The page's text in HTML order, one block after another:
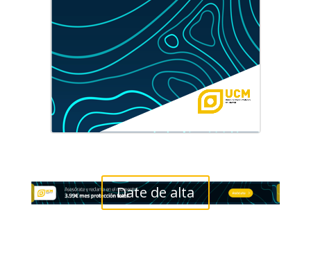
Date de alta